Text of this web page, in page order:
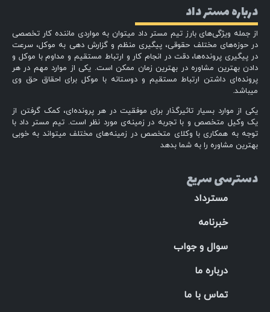
درباره مستر داد
از جمله ویژگی‌های بارز تیم مستر داد میتوان به مواردی ماننده کار تخصصی
در حوزه‌های مختلف حقوقی، پیگیری منظم و گزارش دهی به موکل، سرعت
در پیگیری پرونده‌ها، دقت در انجام کار و ارتباط مستقیم و مداوم با موکل و
دادن بهترین مشاوره در بهترین زمان ممکن است. یکی از موارد مهم در هر
پرونده‌ای داشتن ارتباط مستقیم و دوستانه با موکل برای احقاق حق وی
میباشد.
یکی از موارد بسیار تاثیرگذار برای موفقیت در هر پرونده‌ای، کمک گرفتن از
یک وکیل متخصص و با تجربه در زمینه‌ی مورد نظر است. تیم مستر داد با
توجه به همکاری با وکلای متخصص در زمینه‌های مختلف میتواند به خوبی
بهترین مشاوره را به شما بدهد
دسترسی سریع
مسترداد
خبرنامه
سوال و جواب
درباره ما
تماس با ما